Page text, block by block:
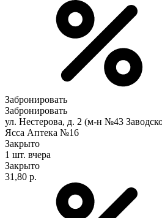
Забронировать
Забронировать
ул. Нестерова, д. 2 (м-н №43
Ясса Аптека №16
Закрыто
1 шт. вчера
Закрыто
31,80 р.